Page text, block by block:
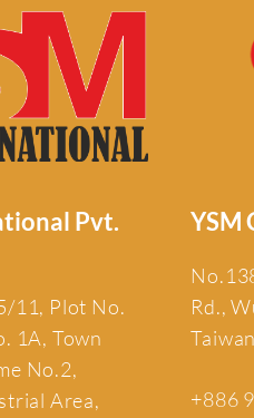
Pvt.
11, Plot No.
1A, Town
No.2,
Area,
YSM
Rd.,
Taiwan
+886